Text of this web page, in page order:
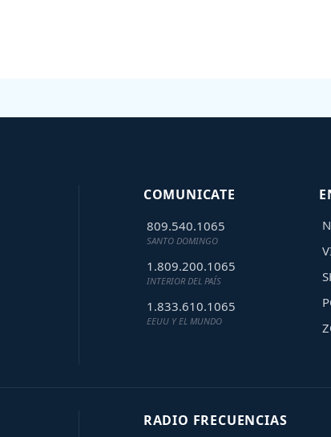
COMUNICATE
809.540.1065
SANTO DOMINGO
1.809.200.1065
INTERIOR DEL PAÍS
1.833.610.1065
EEUU Y EL MUNDO
RADIO FRECUENCIAS